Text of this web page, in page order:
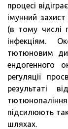
процесі відіграє
імунний захист
(в тому числі
інфекціям.
тютюновим
ендогенного
регуляції
результаті
підсилюють
шляхах.